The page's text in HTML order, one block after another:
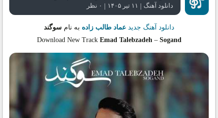
دانلود آهنگ | ۱۱ تیر ۱۴۰۵ | ۰ نظر
دانلود آهنگ جدید عماد طالب زاده به نام سوگند
Download New Track Emad Talebzadeh– Sogand